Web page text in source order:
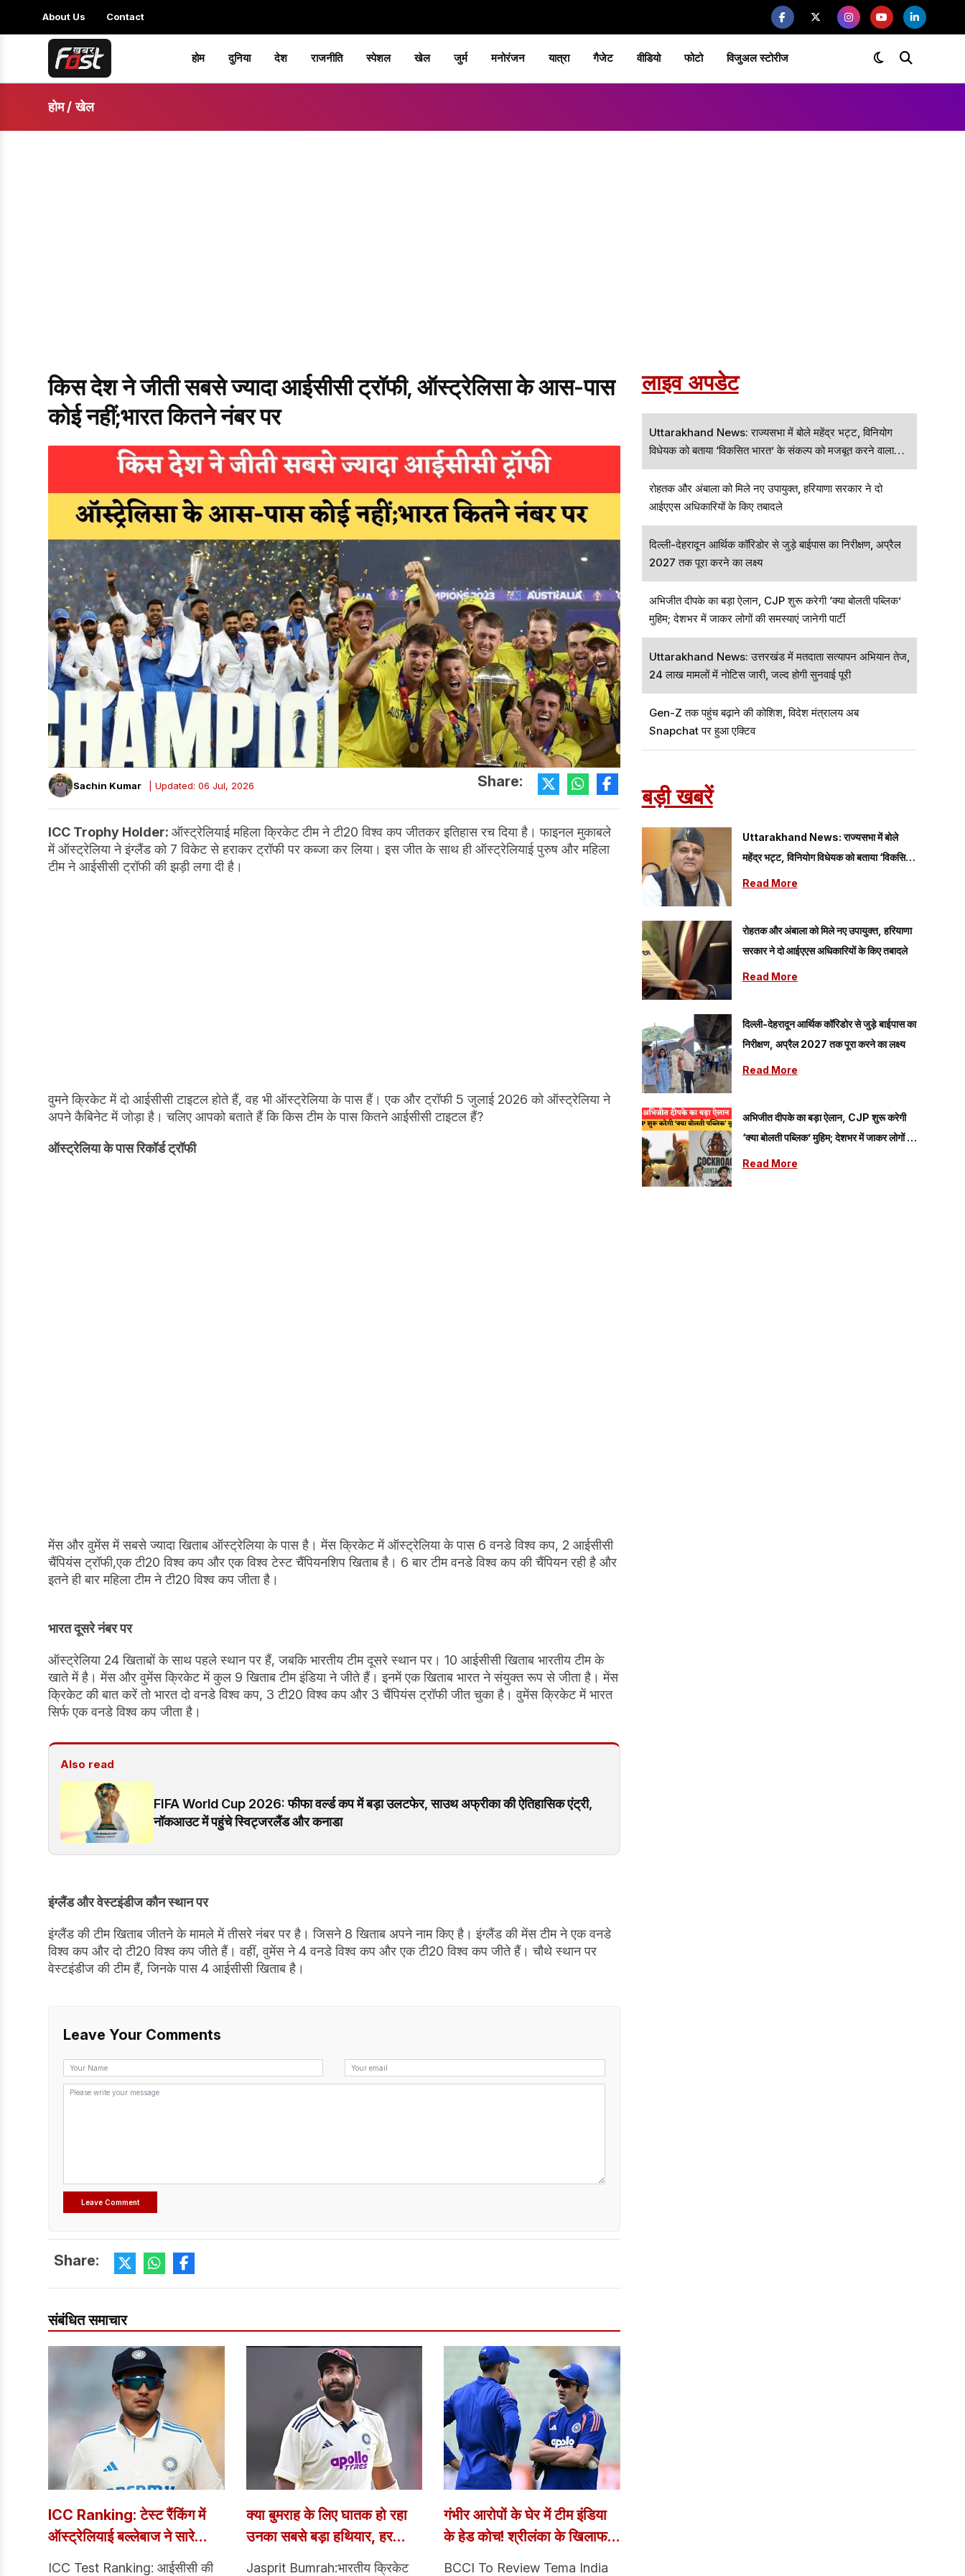
About Us Contact
होम दुनिया देश राजनीति स्पेशल खेल जुर्म मनोरंजन यात्रा गैजेट वीडियो फोटो विजुअल स्टोरीज
होम/ खेल
किस देश ने जीती सबसे ज्यादा आईसीसी ट्रॉफी, ऑस्ट्रेलिसा के आस-पास
कोई नहीं;भारत कितने नंबर पर
Sachin Kumar | Updated: 06 Jul, 2026 Share:
ICC Trophy Holder: ऑस्ट्रेलियाई महिला क्रिकेट टीम ने टी20 विश्व कप जीतकर इतिहास रच दिया है। फाइनल मुकाबले
में ऑस्ट्रेलिया ने इंग्लैंड को 7 विकेट से हराकर ट्रॉफी पर कब्जा कर लिया। इस जीत के साथ ही ऑस्ट्रेलियाई पुरुष और महिला
टीम ने आईसीसी ट्रॉफी की झड़ी लगा दी है।
वुमने क्रिकेट में दो आईसीसी टाइटल होते हैं, वह भी ऑस्ट्रेलिया के पास हैं। एक और ट्रॉफी 5 जुलाई 2026 को ऑस्ट्रेलिया ने
अपने कैबिनेट में जोड़ा है। चलिए आपको बताते हैं कि किस टीम के पास कितने आईसीसी टाइटल हैं?
ऑस्ट्रेलिया के पास रिकॉर्ड ट्रॉफी
मेंस और वुमेंस में सबसे ज्यादा खिताब ऑस्ट्रेलिया के पास है। मेंस क्रिकेट में ऑस्ट्रेलिया के पास 6 वनडे विश्व कप, 2 आईसीसी
चैंपियंस ट्रॉफी,एक टी20 विश्व कप और एक विश्व टेस्ट चैंपियनशिप खिताब है। 6 बार टीम वनडे विश्व कप की चैंपियन रही है और
इतने ही बार महिला टीम ने टी20 विश्व कप जीता है।
भारत दूसरे नंबर पर
ऑस्ट्रेलिया 24 खिताबों के साथ पहले स्थान पर हैं, जबकि भारतीय टीम दूसरे स्थान पर। 10 आईसीसी खिताब भारतीय टीम के
खाते में है। मेंस और वुमेंस क्रिकेट में कुल 9 खिताब टीम इंडिया ने जीते हैं। इनमें एक खिताब भारत ने संयुक्त रूप से जीता है। मेंस
क्रिकेट की बात करें तो भारत दो वनडे विश्व कप, 3 टी20 विश्व कप और 3 चैंपियंस ट्रॉफी जीत चुका है। वुमेंस क्रिकेट में भारत
सिर्फ एक वनडे विश्व कप जीता है।
Also read
FIFA World Cup 2026: फीफा वर्ल्ड कप में बड़ा उलटफेर, साउथ अफ्रीका की ऐतिहासिक एंट्री,
नॉकआउट में पहुंचे स्विट्जरलैंड और कनाडा
इंग्लैंड और वेस्टइंडीज कौन स्थान पर
इंग्लैंड की टीम खिताब जीतने के मामले में तीसरे नंबर पर है। जिसने 8 खिताब अपने नाम किए है। इंग्लैंड की मेंस टीम ने एक वनडे
विश्व कप और दो टी20 विश्व कप जीते हैं। वहीं, वुमेंस ने 4 वनडे विश्व कप और एक टी20 विश्व कप जीते हैं। चौथे स्थान पर
वेस्टइंडीज की टीम हैं, जिनके पास 4 आईसीसी खिताब है।
Leave Your Comments
Share:
संबंधित समाचार
ICC Ranking: टेस्ट रैंकिंग में
ऑस्ट्रेलियाई बल्लेबाज ने सारे
दिग्गजों को पछाड़ा, कितने नंबर पर
ICC Test Ranking: आईसीसी की
क्या बुमराह के लिए घातक हो रहा
उनका सबसे बड़ा हथियार, हर
सीरीज के बाद चोट देती है दस्तक
Jasprit Bumrah:भारतीय क्रिकेट
गंभीर आरोपों के घेर में टीम इंडिया
के हेड कोच! श्रीलंका के खिलाफ
BCCI To Review Tema India
लाइव अपडेट
Uttarakhand News: राज्यसभा में बोले महेंद्र भट्ट, विनियोग
विधेयक को बताया ‘विकसित भारत’ के संकल्प को मजबूत करने वाला
कदम
रोहतक और अंबाला को मिले नए उपायुक्त, हरियाणा सरकार ने दो
आईएएस अधिकारियों के किए तबादले
दिल्ली-देहरादून आर्थिक कॉरिडोर से जुड़े बाईपास का निरीक्षण, अप्रैल
2027 तक पूरा करने का लक्ष्य
अभिजीत दीपके का बड़ा ऐलान, CJP शुरू करेगी ‘क्या बोलती पब्लिक’
मुहिम; देशभर में जाकर लोगों की समस्याएं जानेगी पार्टी
Uttarakhand News: उत्तरखंड में मतदाता सत्यापन अभियान तेज,
24 लाख मामलों में नोटिस जारी, जल्द होगी सुनवाई पूरी
Gen-Z तक पहुंच बढ़ाने की कोशिश, विदेश मंत्रालय अब
Snapchat पर हुआ एक्टिव
बड़ी खबरें
Uttarakhand News: राज्यसभा में बोले
महेंद्र भट्ट, विनियोग विधेयक को बताया ‘विकसित
भारत’ के संकल्प को मजबूत करने वाला कदम
Read More
रोहतक और अंबाला को मिले नए उपायुक्त, हरियाणा
सरकार ने दो आईएएस अधिकारियों के किए तबादले
Read More
दिल्ली-देहरादून आर्थिक कॉरिडोर से जुड़े बाईपास का
निरीक्षण, अप्रैल 2027 तक पूरा करने का लक्ष्य
Read More
अभिजीत दीपके का बड़ा ऐलान, CJP शुरू करेगी
‘क्या बोलती पब्लिक’ मुहिम; देशभर में जाकर लोगों की
समस्याएं जानेगी पार्टी
Read More